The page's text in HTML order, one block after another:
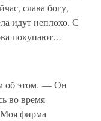
слава богу,
идут неплохо. С
покупают…
об этом. — Он
во время
фирма